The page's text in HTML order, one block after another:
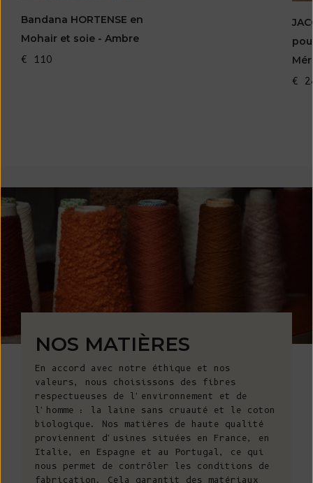
Bandana HORTENSE en
Mohair et soie - Ambre
€ 110
€
NOS MATIÈRES
En accord avec notre éthique et nos
valeurs, nous choisissons des fibres
respectueuses de l'environnement et de
l'homme : la laine sans cruauté et le coton
biologique. Nos matières de haute qualité
proviennent d'usines situées en France, en
Italie, en Espagne et au Portugal, ce qui
nous permet de contrôler les conditions de
fabrication. Cela garantit des matériaux